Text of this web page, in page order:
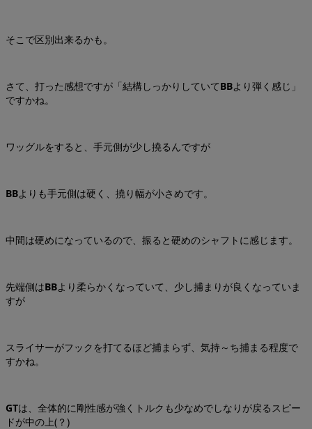
そこで区別出来るかも。
さて、打った感想ですが「結構しっかりしていてBBより弾く感じ」
ですかね。
ワッグルをすると、手元側が少し撓るんですが
BBよりも手元側は硬く、撓り幅が小さめです。
中間は硬めになっているので、振ると硬めのシャフトに感じます。
先端側はBBより柔らかくなっていて、少し捕まりが良くなっていま
すが
スライサーがフックを打てるほど捕まらず、気持～ち捕まる程度で
すかね。
GTは、全体的に剛性感が強くトルクも少なめでしなりが戻るスピー
ドが中の上(？)